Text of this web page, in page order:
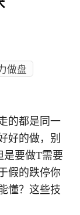
做盘
的都是同一
好的做，别
是要做T需要
假的跌停你
懂？这些技